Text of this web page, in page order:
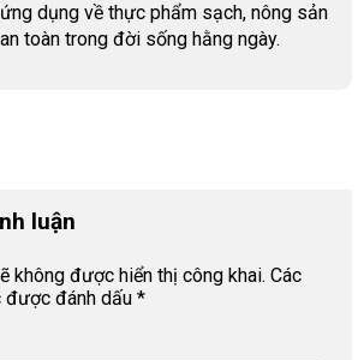
ứng dụng về thực phẩm sạch, nông sản
an toàn trong đời sống hằng ngày.
luận
không được hiển thị công khai. Các
đánh dấu *